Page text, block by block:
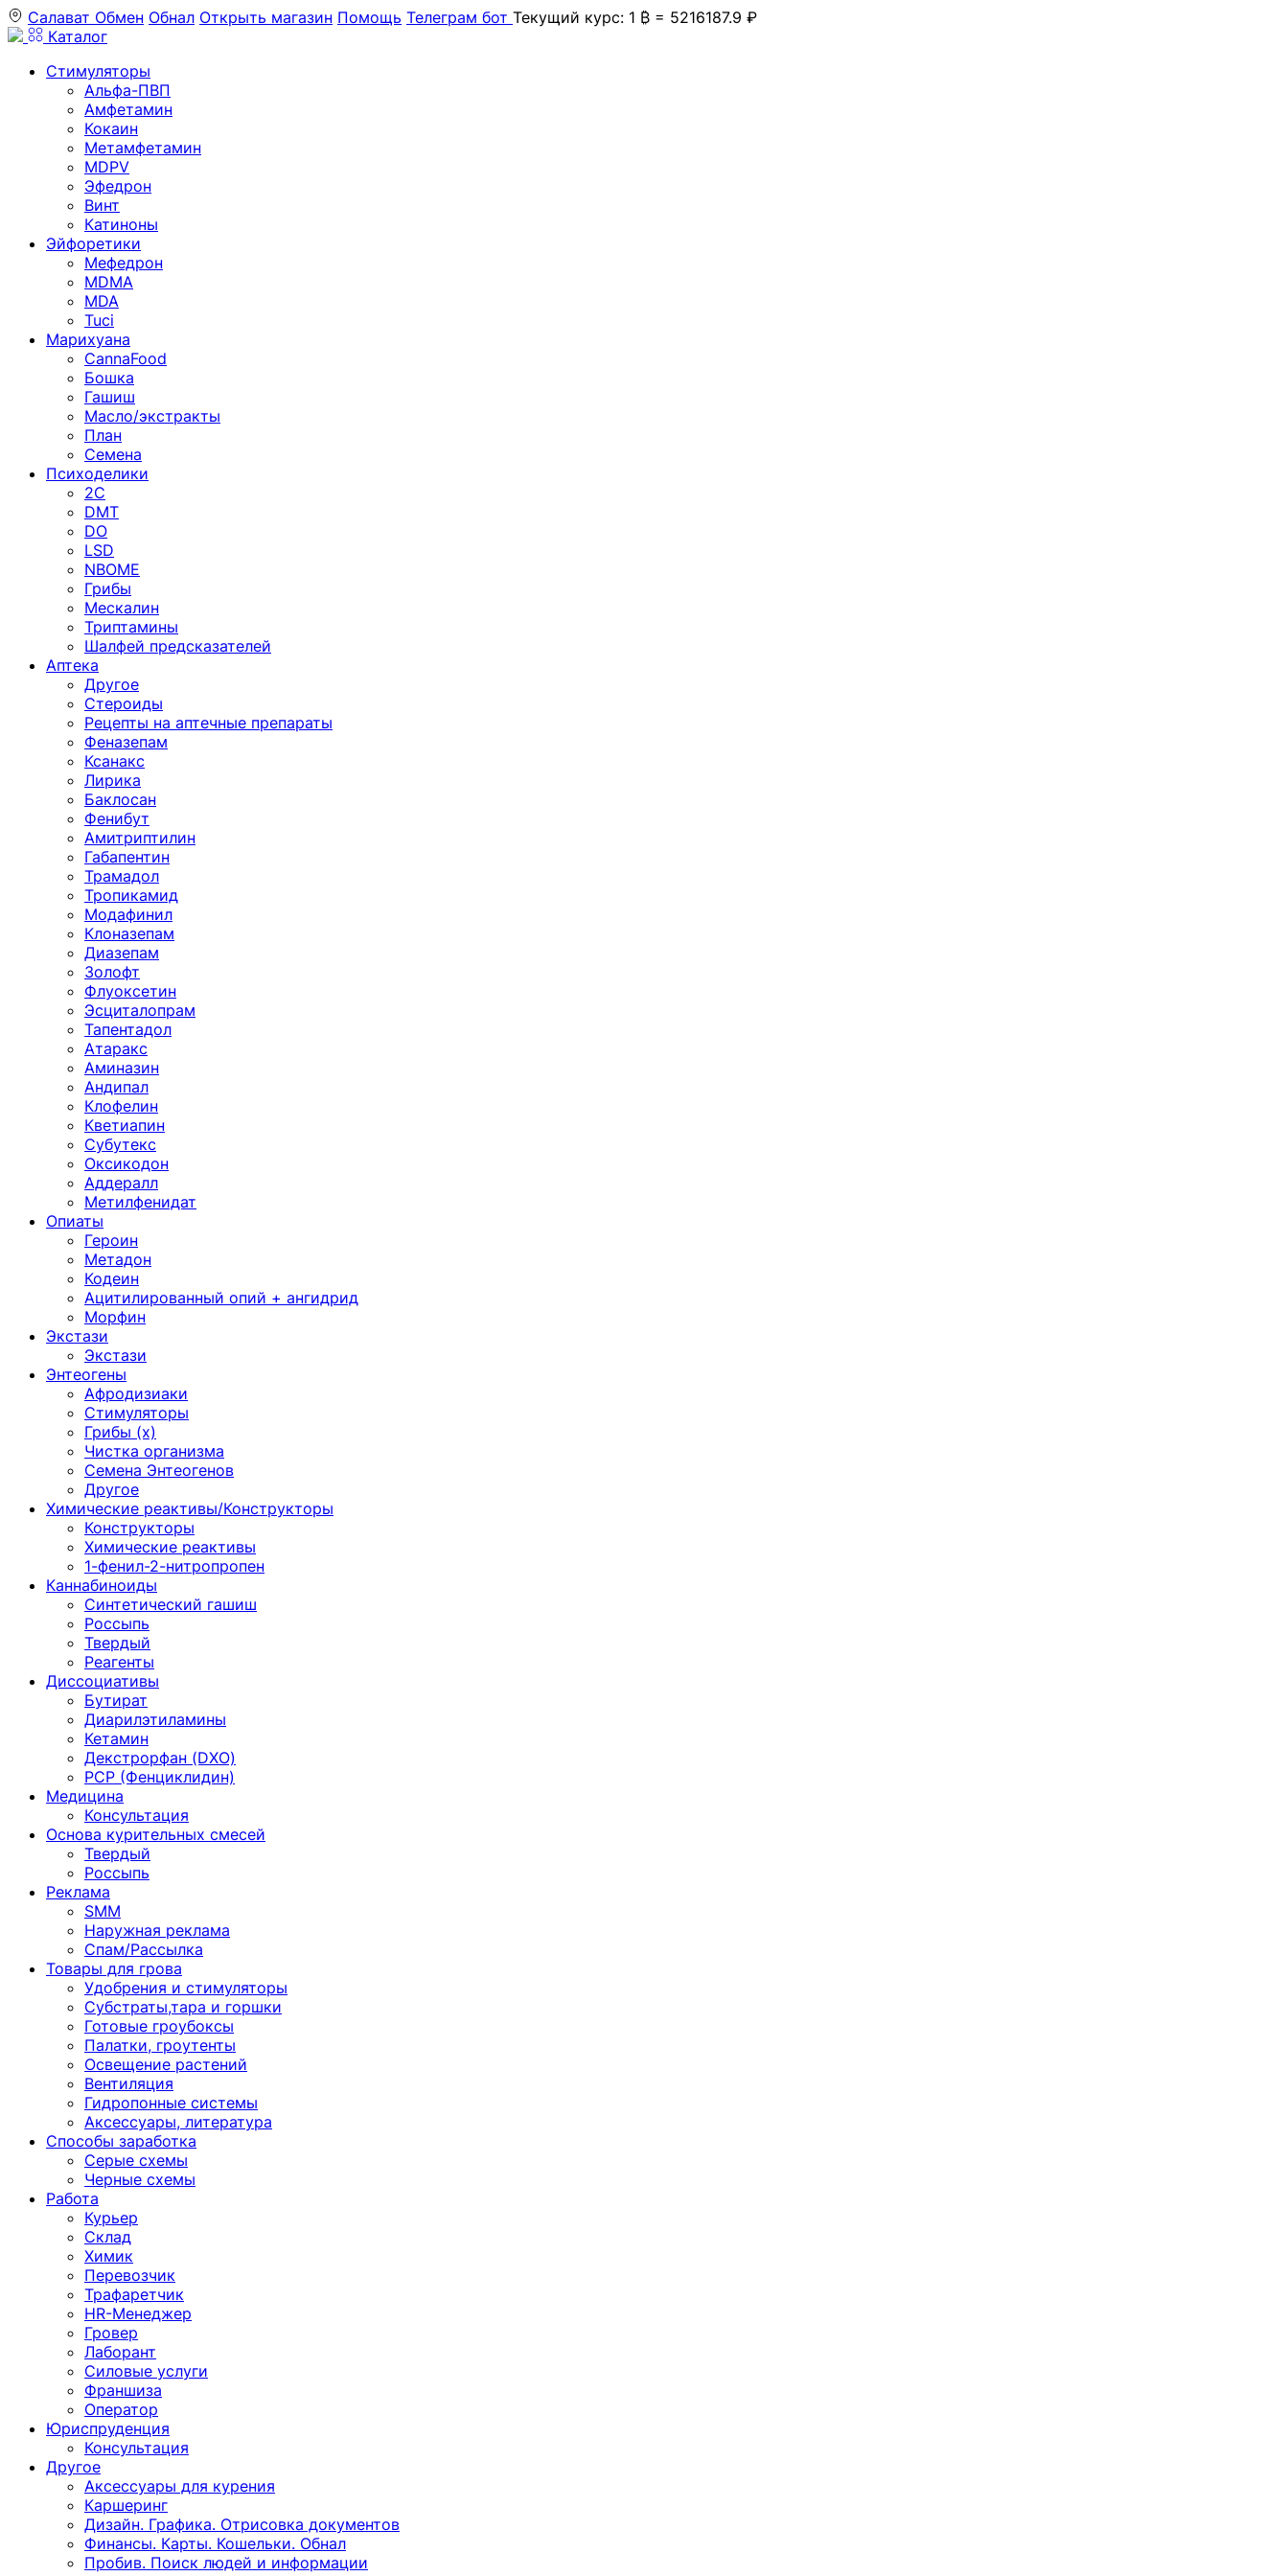
Салават Обмен Обнал Открыть магазин Помощь Телеграм бот Текущий курс: 1 ₿ = 5216187.9 ₽
Каталог
Стимуляторы
Альфа-ПВП
Амфетамин
Кокаин
Метамфетамин
MDPV
Эфедрон
Винт
Катиноны
Эйфоретики
Мефедрон
MDMA
MDA
Tuci
Марихуана
CannaFood
Бошка
Гашиш
Масло/экстракты
План
Семена
Психоделики
2C
DMT
DO
LSD
NBOME
Грибы
Мескалин
Триптамины
Шалфей предсказателей
Аптека
Другое
Стероиды
Рецепты на аптечные препараты
Феназепам
Ксанакс
Лирика
Баклосан
Фенибут
Амитриптилин
Габапентин
Трамадол
Тропикамид
Модафинил
Клоназепам
Диазепам
Золофт
Флуоксетин
Эсциталопрам
Тапентадол
Атаракс
Аминазин
Андипал
Клофелин
Кветиапин
Субутекс
Оксикодон
Аддералл
Метилфенидат
Опиаты
Героин
Метадон
Кодеин
Ацитилированный опий + ангидрид
Морфин
Экстази
Экстази
Энтеогены
Афродизиаки
Стимуляторы
Грибы (х)
Чистка организма
Семена Энтеогенов
Другое
Химические реактивы/Конструкторы
Конструкторы
Химические реактивы
1-фенил-2-нитропропен
Каннабиноиды
Синтетический гашиш
Россыпь
Твердый
Реагенты
Диссоциативы
Бутират
Диарилэтиламины
Кетамин
Декстрорфан (DXO)
PCP (Фенциклидин)
Медицина
Консультация
Основа курительных смесей
Твердый
Россыпь
Реклама
SMM
Наружная реклама
Спам/Рассылка
Товары для грова
Удобрения и стимуляторы
Субстраты,тара и горшки
Готовые гроубоксы
Палатки, гроутенты
Освещение растений
Вентиляция
Гидропонные системы
Аксессуары, литература
Способы заработка
Серые схемы
Черные схемы
Работа
Курьер
Склад
Химик
Перевозчик
Трафаретчик
HR-Менеджер
Гровер
Лаборант
Силовые услуги
Франшиза
Оператор
Юриспруденция
Консультация
Другoе
Аксессуары для курения
Каршеринг
Дизайн. Графика. Отрисовка документов
Финансы. Карты. Кошельки. Обнал
Пробив. Поиск людей и информации